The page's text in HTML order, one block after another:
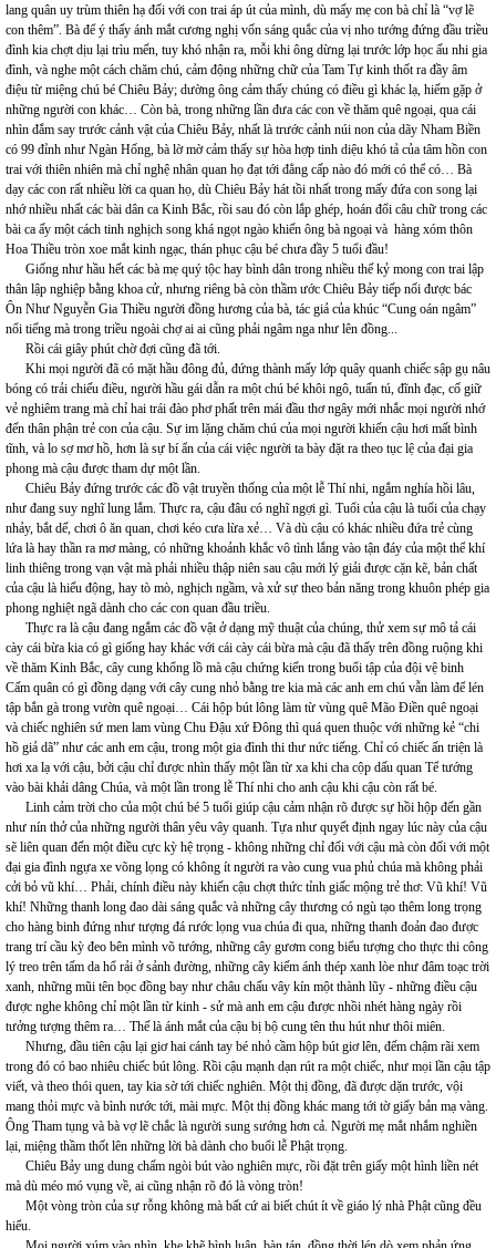
lang quân uy trùm thiên hạ đối với con trai áp út của mình, dù mấy mẹ con bà chỉ là “vợ lẽ
con thêm”. Bà để ý thấy ánh mắt cương nghị vốn sáng quắc của vị nho tướng đứng đầu triều
đình kia chợt dịu lại trìu mến, tuy khó nhận ra, mỗi khi ông dừng lại trước lớp học ấu nhi gia
đình, và nghe một cách chăm chú, cảm động những chữ của Tam Tự kinh thốt ra đầy âm
điệu từ miệng chú bé Chiêu Bảy; dường ông cảm thấy chúng có điều gì khác lạ, hiếm gặp ở
những người con khác… Còn bà, trong những lần đưa các con về thăm quê ngoại, qua cái
nhìn đắm say trước cảnh vật của Chiêu Bảy, nhất là trước cảnh núi non của dãy Nham Biền
có 99 đỉnh như Ngàn Hống, bà lờ mờ cảm thấy sự hòa hợp tinh diệu khó tả của tâm hồn con
trai với thiên nhiên mà chỉ nghệ nhân quan họ đạt tới đẳng cấp nào đó mới có thể có… Bà
dạy các con rất nhiều lời ca quan họ, dù Chiêu Bảy hát tồi nhất trong mấy đứa con song lại
nhớ nhiều nhất các bài dân ca Kinh Bắc, rồi sau đó còn lắp ghép, hoán đổi câu chữ trong các
bài ca ấy một cách tinh nghịch song khá ngọt ngào khiến ông bà ngoại và hàng xóm thôn
Hoa Thiều tròn xoe mắt kinh ngạc, thán phục cậu bé chưa đầy 5 tuổi đầu!
Giống như hầu hết các bà mẹ quý tộc hay bình dân trong nhiều thế kỷ mong con trai lập
thân lập nghiệp bằng khoa cử, nhưng riêng bà còn thầm ước Chiêu Bảy tiếp nối được bác
Ôn Như Nguyễn Gia Thiều người đồng hương của bà, tác giả của khúc “Cung oán ngâm”
nổi tiếng mà trong triều ngoài chợ ai ai cũng phải ngâm nga như lên đồng...
Rồi cái giây phút chờ đợi cũng đã tới.
Khi mọi người đã có mặt hầu đông đủ, đứng thành mấy lớp quây quanh chiếc sập gụ nâu
bóng có trải chiếu điều, người hầu gái dẫn ra một chú bé khôi ngô, tuấn tú, đĩnh đạc, cố giữ
vẻ nghiêm trang mà chỉ hai trái đào phơ phất trên mái đầu thơ ngây mới nhắc mọi người nhớ
đến thân phận trẻ con của cậu. Sự im lặng chăm chú của mọi người khiến cậu hơi mất bình
tĩnh, và lo sợ mơ hồ, hơn là sự bí ẩn của cái việc người ta bày đặt ra theo tục lệ của đại gia
phong mà cậu được tham dự một lần.
Chiêu Bảy đứng trước các đồ vật truyền thống của một lễ Thí nhi, ngắm nghía hồi lâu,
như đang suy nghĩ lung lắm. Thực ra, cậu đâu có nghĩ ngợi gì. Tuổi của cậu là tuổi của chạy
nhảy, bắt dế, chơi ô ăn quan, chơi kéo cưa lừa xẻ… Và dù cậu có khác nhiều đứa trẻ cùng
lứa là hay thần ra mơ màng, có những khoảnh khắc vô tình lắng vào tận đáy của một thể khí
linh thiêng trong vạn vật mà phải nhiều thập niên sau cậu mới lý giải được cặn kẽ, bản chất
của cậu là hiếu động, hay tò mò, nghịch ngầm, và xử sự theo bản năng trong khuôn phép gia
phong nghiệt ngã dành cho các con quan đầu triều.
Thực ra là cậu đang ngắm các đồ vật ở dạng mỹ thuật của chúng, thử xem sự mô tả cái
cày cái bừa kia có gì giống hay khác với cái cày cái bừa mà cậu đã thấy trên đồng ruộng khi
về thăm Kinh Bắc, cây cung khổng lồ mà cậu chứng kiến trong buổi tập của đội vệ binh
Cấm quân có gì đồng dạng với cây cung nhỏ bằng tre kia mà các anh em chú vẫn làm để lén
tập bắn gà trong vườn quê ngoại… Cái hộp bút lông làm từ vùng quê Mão Điền quê ngoại
và chiếc nghiên sứ men lam vùng Chu Đậu xứ Đông thì quá quen thuộc với những kẻ “chi
hồ giả dã” như các anh em cậu, trong một gia đình thi thư nức tiếng. Chỉ có chiếc ấn triện là
hơi xa lạ với cậu, bởi cậu chỉ được nhìn thấy một lần từ xa khi cha cộp dấu quan Tể tướng
vào bài khải dâng Chúa, và một lần trong lễ Thí nhi cho anh cậu khi cậu còn rất bé.
Linh cảm trời cho của một chú bé 5 tuổi giúp cậu cảm nhận rõ được sự hồi hộp đến gần
như nín thở của những người thân yêu vây quanh. Tựa như quyết định ngay lúc này của cậu
sẽ liên quan đến một điều cực kỳ hệ trọng - không những chỉ đối với cậu mà còn đối với một
đại gia đình ngựa xe võng lọng có không ít người ra vào cung vua phủ chúa mà không phải
cởi bỏ vũ khí… Phải, chính điều này khiến cậu chợt thức tỉnh giấc mộng trẻ thơ: Vũ khí! Vũ
khí! Những thanh long đao dài sáng quắc và những cây thương có ngù tạo thêm long trọng
cho hàng binh đứng như tượng đá rước lọng vua chúa đi qua, những thanh đoản đao được
trang trí cầu kỳ đeo bên mình võ tướng, những cây gươm cong biểu tượng cho thực thi công
lý treo trên tấm da hổ rải ở sảnh đường, những cây kiếm ánh thép xanh lòe như đâm toạc trời
xanh, những mũi tên bọc đồng bay như châu chấu vây kín một thành lũy - những điều cậu
được nghe không chỉ một lần từ kinh - sử mà anh em cậu được nhồi nhét hàng ngày rồi
tưởng tượng thêm ra… Thế là ánh mắt của cậu bị bộ cung tên thu hút như thôi miên.
Nhưng, đầu tiên cậu lại giơ hai cánh tay bé nhỏ cầm hộp bút giơ lên, đếm chậm rãi xem
trong đó có bao nhiêu chiếc bút lông. Rồi cậu mạnh dạn rút ra một chiếc, như mọi lần cậu tập
viết, và theo thói quen, tay kia sờ tới chiếc nghiên. Một thị đồng, đã được dặn trước, vội
mang thỏi mực và bình nước tới, mài mực. Một thị đồng khác mang tới tờ giấy bản mạ vàng.
Ông Tham tụng và bà vợ lẽ chắc là người sung sướng hơn cả. Người mẹ mắt nhắm nghiền
lại, miệng thầm thốt lên những lời bà dành cho buổi lễ Phật trọng.
Chiêu Bảy ung dung chấm ngòi bút vào nghiên mực, rồi đặt trên giấy một hình liền nét
mà dù méo mó vụng về, ai cũng nhận rõ đó là vòng tròn!
Một vòng tròn của sự rỗng không mà bất cứ ai biết chút ít về giáo lý nhà Phật cũng đều
hiểu.